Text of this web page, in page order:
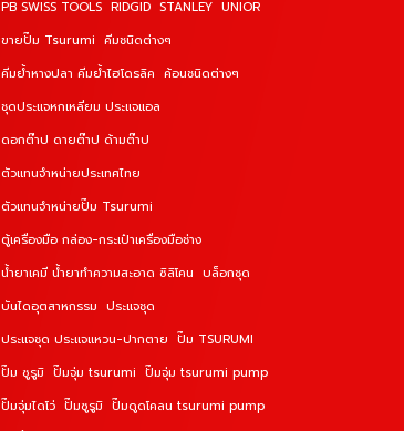
PB SWISS TOOLS RIDGID STANLEY UNIOR
ขายปั๊ม Tsurumi คีมชนิดต่างๆ
คีมย้ำหางปลา คีมย้ำไฮโดรลิค ค้อนชนิดต่างๆ
ชุดประแจหกเหลี่ยม ประแจแอล
ดอกต๊าป ดายต๊าป ด้ามต๊าป
ตัวแทนจำหน่ายประเทศไทย
ตัวแทนจำหน่ายปั๊ม Tsurumi
ตู้เครื่องมือ กล่อง-กระเป๋าเครื่องมือช่าง
น้ำยาเคมี น้ำยาทำความสะอาด ซิลิโคน บล็อกชุด
บันไดอุตสาหกรรม ประแจชุด
ประแจชุด ประแจแหวน-ปากตาย ปั๊ม TSURUMI
ปั๊ม ซูรูมิ ปั๊มจุ่ม tsurumi ปั๊มจุ่ม tsurumi pump
ปั๊มจุ่มไดโว่ ปั๊มซูรูมิ ปั๊มดูดโคลน tsurumi pump